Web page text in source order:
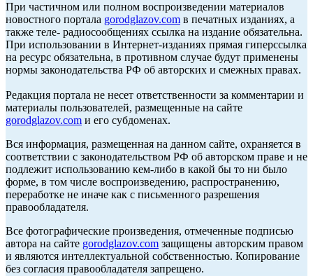
При частичном или полном воспроизведении материалов
новостного портала gorodglazov.com в печатных изданиях, а
также теле- радиосообщениях ссылка на издание обязательна.
При использовании в Интернет-изданиях прямая гиперссылка
на ресурс обязательна, в противном случае будут применены
нормы законодательства РФ об авторских и смежных правах.
Редакция портала не несет ответственности за комментарии и
материалы пользователей, размещенные на сайте
gorodglazov.com и его субдоменах.
Вся информация, размещенная на данном сайте, охраняется в
соответствии с законодательством РФ об авторском праве и не
подлежит использованию кем-либо в какой бы то ни было
форме, в том числе воспроизведению, распространению,
переработке не иначе как с письменного разрешения
правообладателя.
Все фотографические произведения, отмеченные подписью
автора на сайте gorodglazov.com защищены авторским правом
и являются интеллектуальной собственностью. Копирование
без согласия правообладателя запрещено.